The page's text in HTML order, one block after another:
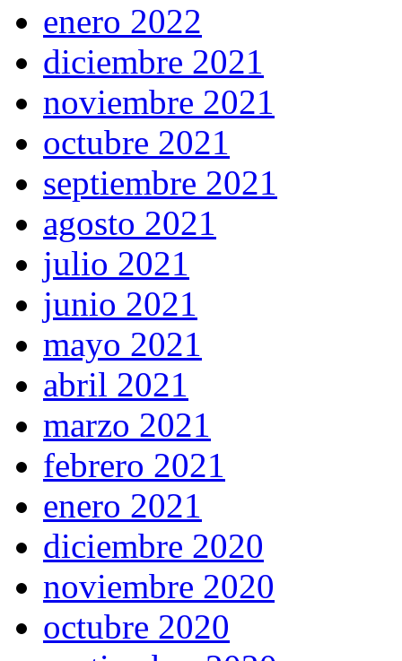
enero 2022
diciembre 2021
noviembre 2021
octubre 2021
septiembre 2021
agosto 2021
julio 2021
junio 2021
mayo 2021
abril 2021
marzo 2021
febrero 2021
enero 2021
diciembre 2020
noviembre 2020
octubre 2020